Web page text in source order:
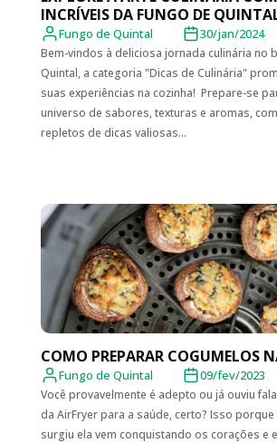
INCRÍVEIS DA FUNGO DE
Fungo de Quintal 30/jan/2024
Bem-vindos à deliciosa jornada culinária no
Quintal, a categoria "Dicas de Culinária"
suas experiências na cozinha! Prepare-se
universo de sabores, texturas e aromas,
repletos de dicas valiosas...
COMO PREPARAR COGUMELOS
Fungo de Quintal 09/fev/2023
Você provavelmente é adepto ou já ouviu
da AirFryer para a saúde, certo? Isso
surgiu ela vem conquistando os corações e